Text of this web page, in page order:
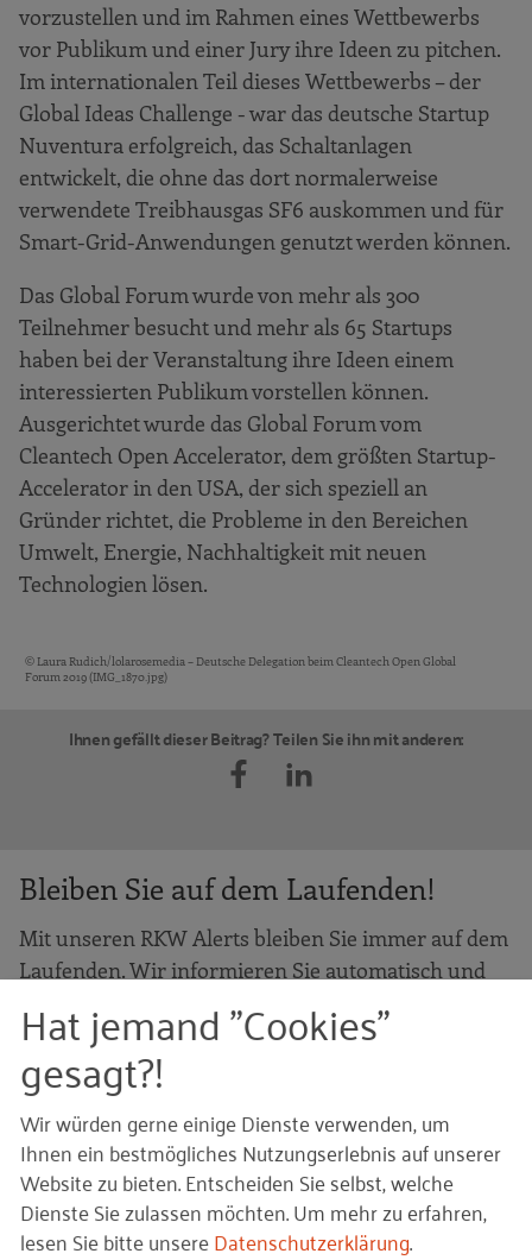
vorzustellen und im Rahmen eines Wettbewerbs
vor Publikum und einer Jury ihre Ideen zu pitchen.
Im internationalen Teil dieses Wettbewerbs – der
Global Ideas Challenge - war das deutsche Startup
Nuventura erfolgreich, das Schaltanlagen
entwickelt, die ohne das dort normalerweise
verwendete Treibhausgas SF6 auskommen und für
Smart-Grid-Anwendungen genutzt werden können.
Das Global Forum wurde von mehr als 300
Teilnehmer besucht und mehr als 65 Startups
haben bei der Veranstaltung ihre Ideen einem
interessierten Publikum vorstellen können.
Ausgerichtet wurde das Global Forum vom
Cleantech Open Accelerator, dem größten Startup-
Accelerator in den USA, der sich speziell an
Gründer richtet, die Probleme in den Bereichen
Umwelt, Energie, Nachhaltigkeit mit neuen
Technologien lösen.
Bildquellen und Copyright-Hinweise
© Laura Rudich/lolarosemedia – Deutsche Delegation beim Cleantech Open Global
Forum 2019 (IMG_1870.jpg)
Ihnen gefällt dieser Beitrag? Teilen Sie ihn mit anderen:
Bleiben Sie auf dem Laufenden!
Mit unseren RKW Alerts bleiben Sie immer auf dem
Laufenden. Wir informieren Sie automatisch und
"Stärkung von Gründungsaktivitäten durch den
Ansatz der Gründerökosysteme
Website gibt. Alles, was Sie dafür brauchen, ist eine
E-Mail-Adresse und 10 Sekunden Zeit.
IHRE E-MAIL-ADRESSE
Hat jemand "Cookies"
gesagt?!
Wir würden gerne einige Dienste verwenden, um
Ihnen ein bestmögliches Nutzungserlebnis auf unserer
Website zu bieten. Entscheiden Sie selbst, welche
Dienste Sie zulassen möchten.Um mehr zu erfahren,
lesen Sie bitte unsereDatenschutzerklärung.